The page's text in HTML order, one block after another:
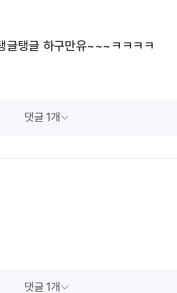
글탱글 하구만유~~~ㅋㅋㅋㅋ
댓글 1개
댓글 1개